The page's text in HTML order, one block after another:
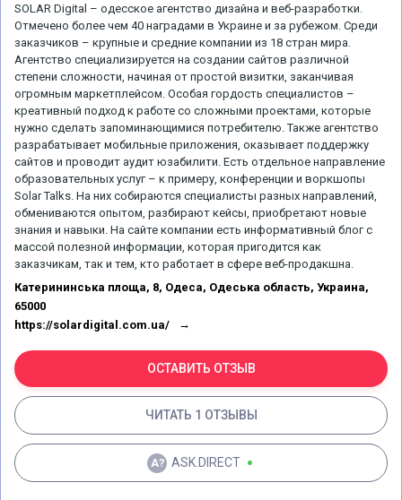
SOLAR Digital – одесское агентство дизайна и веб-разработки.
Отмечено более чем 40 наградами в Украине и за рубежом. Среди
заказчиков – крупные и средние компании из 18 стран мира.
Агентство специализируется на создании сайтов различной
степени сложности, начиная от простой визитки, заканчивая
огромным маркетплейсом. Особая гордость специалистов –
креативный подход к работе со сложными проектами, которые
нужно сделать запоминающимися потребителю. Также агентство
разрабатывает мобильные приложения, оказывает поддержку
сайтов и проводит аудит юзабилити. Есть отдельное направление
образовательных услуг – к примеру, конференции и воркшопы
Solar Talks. На них собираются специалисты разных направлений,
обмениваются опытом, разбирают кейсы, приобретают новые
знания и навыки. На сайте компании есть информативный блог с
массой полезной информации, которая пригодится как
заказчикам, так и тем, кто работает в сфере веб-продакшна.
Катерининська площа, 8, Одеса, Одеська область, Украина,
65000
https://solardigital.com.ua/
ОСТАВИТЬ ОТЗЫВ
ЧИТАТЬ 1 ОТЗЫВЫ
ASK.DIRECT